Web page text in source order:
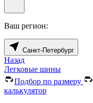
Ваш регион:
Санкт-Петербург
Назад
Легковые шины
Подбор по размеру
калькулятор